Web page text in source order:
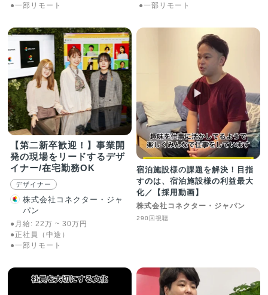
●一部リモート
●一部リモート
【第二新卒歓迎！】事業開
発の現場をリードするデザ
イナー/在宅勤務OK
デザイナー
株式会社コネクター・ジャ
パン
●月給:22万 ~30万 円
●正社員（中途）
●一部リモート
▶︎
宿泊施設様の課題を解決！目指
すのは、宿泊施設様の利益最大
化／【採用動画】
株式会社コネクター・ジャパン
290回視聴